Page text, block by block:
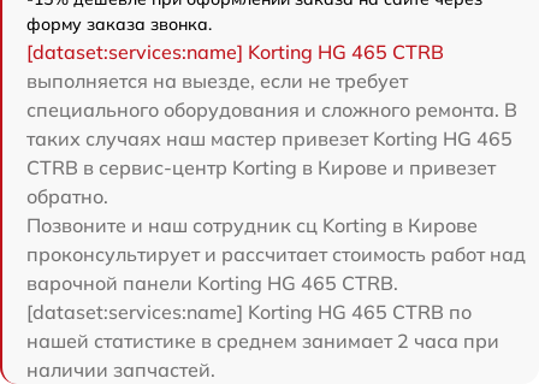
форму заказа звонка.
[dataset:services:name] Korting HG 465 CTRB
выполняется на выезде, если не требует
специального оборудования и сложного ремонта. В
таких случаях наш мастер привезет Korting HG 465
CTRB в сервис-центр Korting в Кирове и привезет
обратно.
Позвоните и наш сотрудник сц Korting в Кирове
проконсультирует и рассчитает стоимость работ над
варочной панели Korting HG 465 CTRB.
[dataset:services:name] Korting HG 465 CTRB по
нашей статистике в среднем занимает 2 часа при
наличии запчастей.